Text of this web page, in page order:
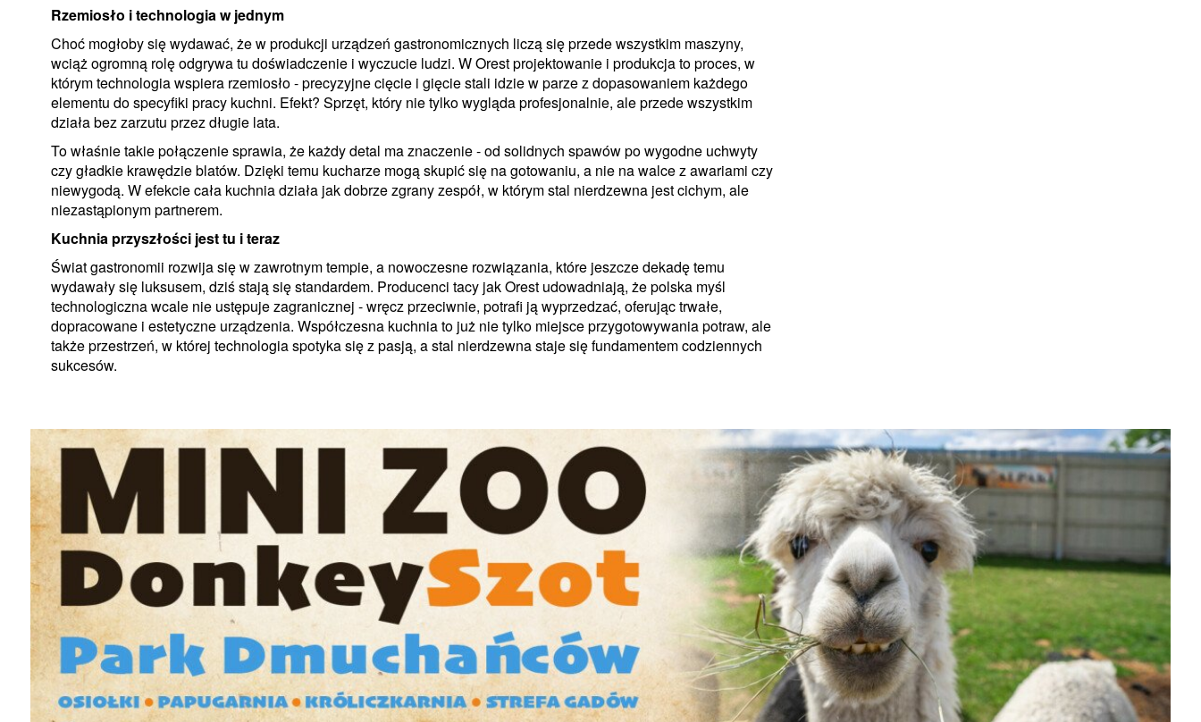
Rzemiosło i technologia w jednym
Choć mogłoby się wydawać, że w produkcji urządzeń gastronomicznych liczą się przede wszystkim maszyny,
wciąż ogromną rolę odgrywa tu doświadczenie i wyczucie ludzi. W Orest projektowanie i produkcja to proces, w
którym technologia wspiera rzemiosło - precyzyjne cięcie i gięcie stali idzie w parze z dopasowaniem każdego
elementu do specyfiki pracy kuchni. Efekt? Sprzęt, który nie tylko wygląda profesjonalnie, ale przede wszystkim
działa bez zarzutu przez długie lata.
To właśnie takie połączenie sprawia, że każdy detal ma znaczenie - od solidnych spawów po wygodne uchwyty
czy gładkie krawędzie blatów. Dzięki temu kucharze mogą skupić się na gotowaniu, a nie na walce z awariami czy
niewygodą. W efekcie cała kuchnia działa jak dobrze zgrany zespół, w którym stal nierdzewna jest cichym, ale
niezastąpionym partnerem.
Kuchnia przyszłości jest tu i teraz
Świat gastronomii rozwija się w zawrotnym tempie, a nowoczesne rozwiązania, które jeszcze dekadę temu
wydawały się luksusem, dziś stają się standardem. Producenci tacy jak Orest udowadniają, że polska myśl
technologiczna wcale nie ustępuje zagranicznej - wręcz przeciwnie, potrafi ją wyprzedzać, oferując trwałe,
dopracowane i estetyczne urządzenia. Współczesna kuchnia to już nie tylko miejsce przygotowywania potraw, ale
także przestrzeń, w której technologia spotyka się z pasją, a stal nierdzewna staje się fundamentem codziennych
sukcesów.